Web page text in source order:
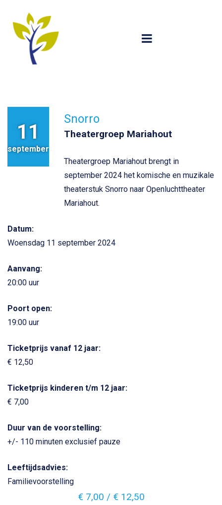
11
september
Snorro
Theatergroep Mariahout
Theatergroep Mariahout brengt in
september 2024 het komische en muzikale
theaterstuk Snorro naar Openluchttheater
Mariahout.
Datum:
Woensdag 11 september 2024
Aanvang:
20:00 uur
Poort open:
19:00 uur
Ticketprijs vanaf 12 jaar:
€ 12,50
Ticketprijs kinderen t/m 12 jaar:
€ 7,00
Duur van de voorstelling:
+/- 110 minuten exclusief pauze
Leeftijdsadvies:
Familievoorstelling
€ 7,00 / € 12,50